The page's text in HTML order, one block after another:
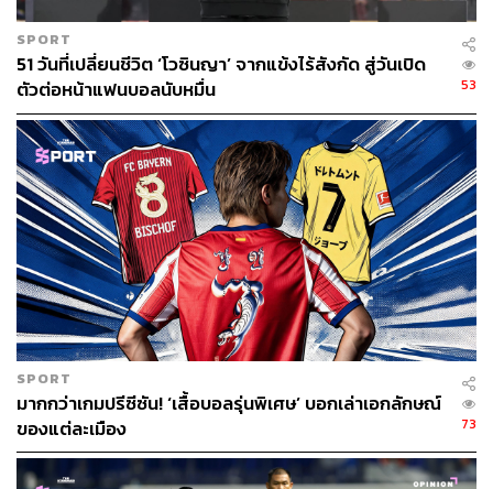
SPORT
51 วันที่เปลี่ยนชีวิต ‘โวซินญา’ จากแข้งไร้สังกัด สู่วันเปิด
ตัวต่อหน้าแฟนบอลนับหมื่น
53
SPORT
มากกว่าเกมปรีซีซัน! ‘เสื้อบอลรุ่นพิเศษ’ บอกเล่าเอกลักษณ์
ของแต่ละเมือง
73